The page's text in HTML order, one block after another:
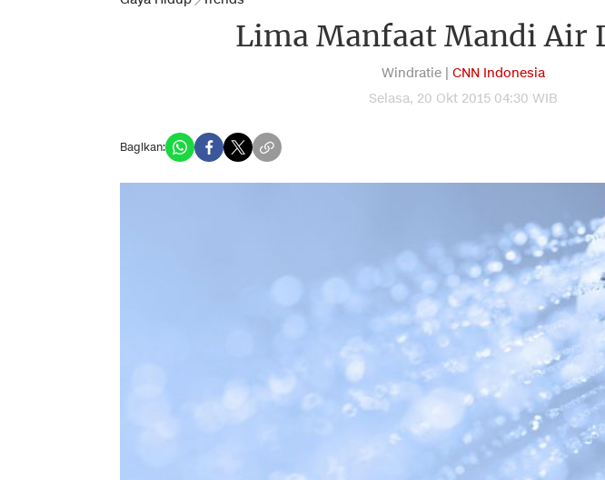
Lima Manfaat Mandi Air
Windratie | CNN Indonesia
Selasa, 20 Okt 2015 04:30 WIB
Bagikan: